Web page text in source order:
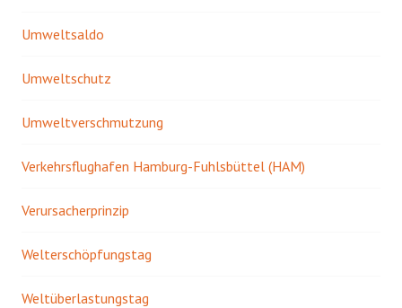
Umweltsaldo
Umweltschutz
Umweltverschmutzung
Verkehrsflughafen Hamburg-Fuhlsbüttel (HAM)
Verursacherprinzip
Welterschöpfungstag
Weltüberlastungstag